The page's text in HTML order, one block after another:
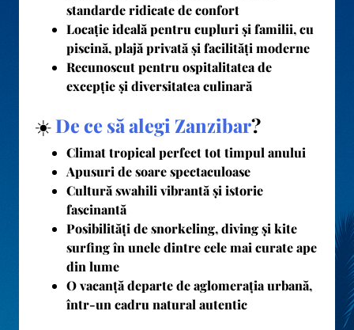
standarde ridicate de confort
Locație ideală pentru cupluri și familii, cu
piscină, plajă privată și facilități moderne
Recunoscut pentru ospitalitatea de
excepție și diversitatea culinară
☀️De ce să alegi Zanzibar?
Climat tropical perfect tot timpul anului
Apusuri de soare spectaculoase
Cultură swahili vibrantă și istorie
fascinantă
Posibilități de snorkeling, diving și kite
surfing în unele dintre cele mai curate ape
din lume
O vacanță departe de aglomerația urbană,
într-un cadru natural autentic